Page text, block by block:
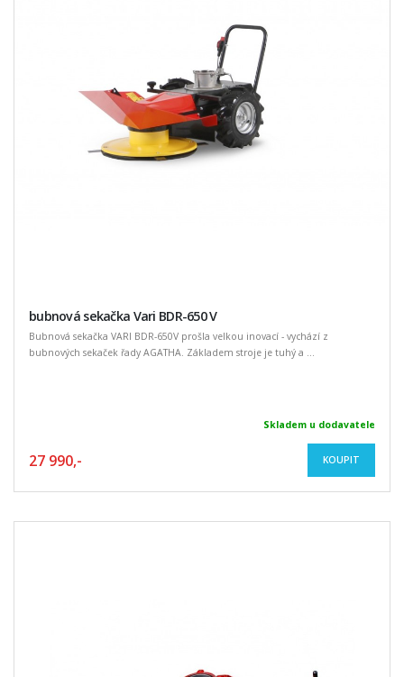
bubnová sekačka Vari BDR-650 V
Bubnová sekačka VARI BDR-650V prošla velkou inovací - vychází z
bubnových sekaček řady AGATHA. Základem stroje je tuhý a ...
Skladem u dodavatele
27 990,- KOUPIT